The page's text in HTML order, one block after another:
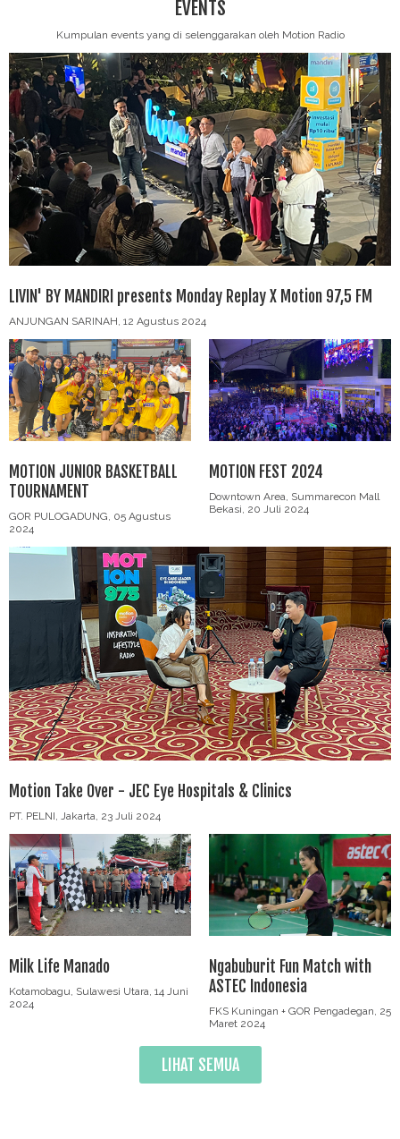
EVENTS
Kumpulan events yang di selenggarakan oleh Motion Radio
LIVIN' BY MANDIRI presents Monday Replay X Motion 97,5 FM
ANJUNGAN SARINAH, 12 Agustus 2024
MOTION JUNIOR BASKETBALL
TOURNAMENT
GOR PULOGADUNG, 05 Agustus
2024
MOTION FEST 2024
Downtown Area, Summarecon Mall
Bekasi, 20 Juli 2024
Motion Take Over - JEC Eye Hospitals & Clinics
PT. PELNI, Jakarta, 23 Juli 2024
Milk Life Manado
Kotamobagu, Sulawesi Utara, 14 Juni
2024
Ngabuburit Fun Match with
ASTEC Indonesia
FKS Kuningan + GOR Pengadegan, 25
Maret 2024
LIHAT SEMUA